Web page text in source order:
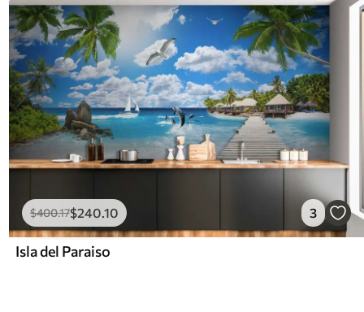
$400.17$240 .10 3
Isla del Paraiso